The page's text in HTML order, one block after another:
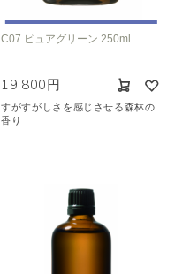
C07 ピュアグリーン 250ml
19,800円
すがすがしさを感じさせる森林の
香り